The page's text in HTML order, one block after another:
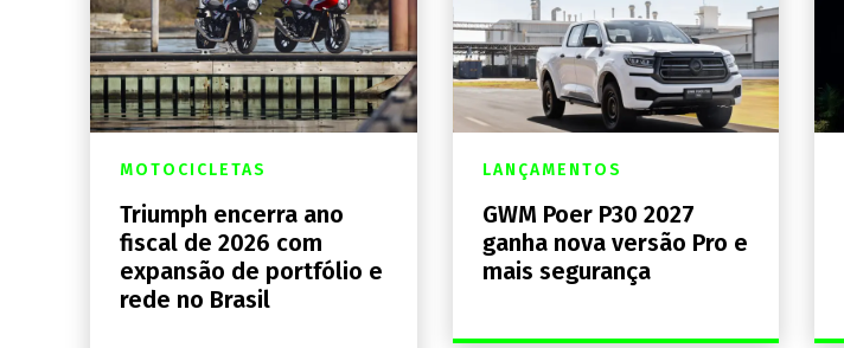
MOTOCICLETAS
Triumph encerra ano
fiscal de 2026 com
expansão de portfólio e
rede no Brasil
LANÇAMENTOS
GWM Poer P30 2027
ganha nova versão Pro e
mais segurança